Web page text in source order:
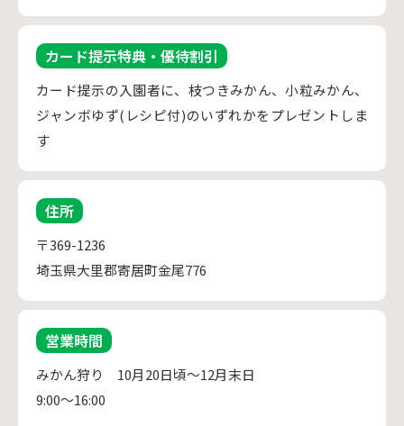
カード提示特典・優待割引
カード提示の入園者に、枝つきみかん、小粒みかん、
ジャンボゆず(レシピ付)のいずれかをプレゼントしま
す
住所
〒369-1236
埼玉県大里郡寄居町金尾776
営業時間
みかん狩り　10月20日頃～12月末日
9:00～16:00